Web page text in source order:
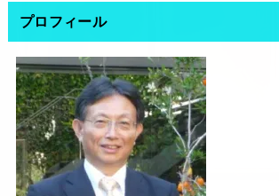
プロフィール